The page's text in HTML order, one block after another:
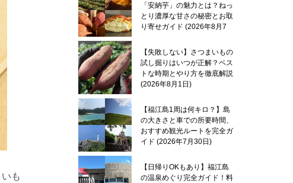
も
「安納芋」の魅力とは？ねっ
とり濃厚な甘さの秘密とお取
り寄せガイド 2026年8月7
【失敗しない】さつまいもの
試し掘りはいつが正解？ベス
トな時期とやり方を徹底解説
2026年8月1日
【福江島1周は何キロ？】島
の大きさと車での所要時間、
おすすめ観光ルートを完全ガ
イド 2026年7月30日
【日帰りOKもあり】福江島
の温泉めぐり完全ガイド！料